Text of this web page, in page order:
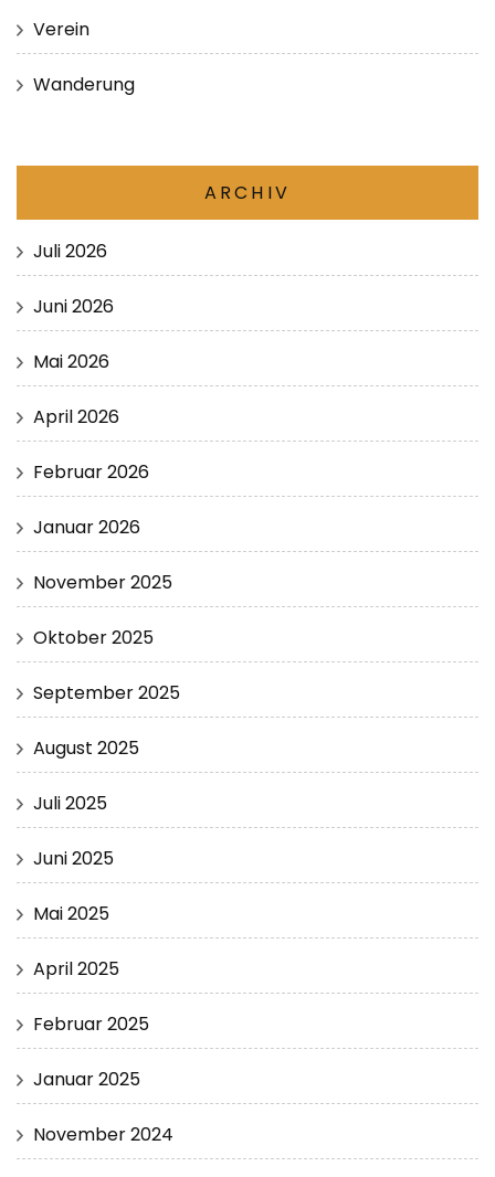
Verein
Wanderung
ARCHIV
Juli 2026
Juni 2026
Mai 2026
April 2026
Februar 2026
Januar 2026
November 2025
Oktober 2025
September 2025
August 2025
Juli 2025
Juni 2025
Mai 2025
April 2025
Februar 2025
Januar 2025
November 2024